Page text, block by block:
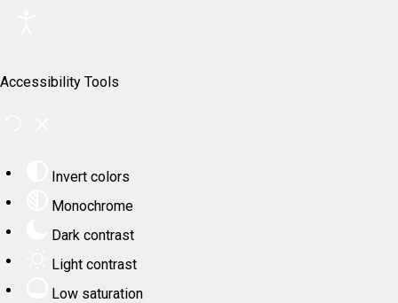
Accessibility Tools
Invert colors
Monochrome
Dark contrast
Light contrast
Low saturation